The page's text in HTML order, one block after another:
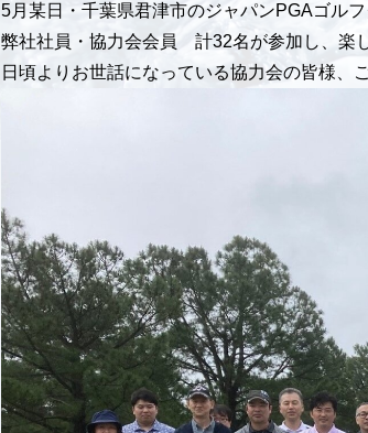
5月某日・千葉県君津市のジャパンPGAゴル
弊社社員・協力会会員 計32名が参加し、楽
日頃よりお世話になっている協力会の皆様、